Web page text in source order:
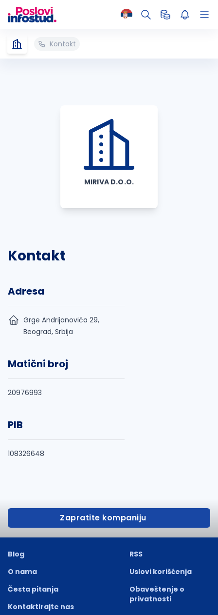
Kontakt
MIRIVA D.O.O.
Kontakt
Adresa
Grge Andrijanovića 29,
Beograd, Srbija
Matični broj
20976993
PIB
108326648
Zapratite kompaniju
Blog
O nama
Česta pitanja
Kontaktirajte nas
RSS
Uslovi korišćenja
Obaveštenje o
privatnosti